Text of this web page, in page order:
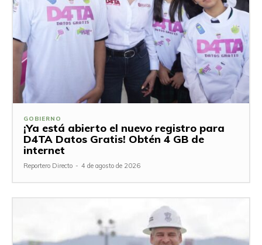
GOBIERNO
¡Ya está abierto el nuevo registro para
D4TA Datos Gratis! Obtén 4 GB de
internet
Reportero Directo - 4 de agosto de 2026